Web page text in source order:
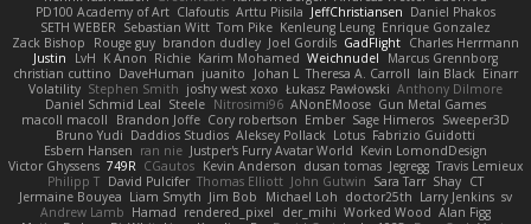
PD100 Academy of Art Clafoutis Arttu Piisila JeffChristiansen Daniel Phakos
SETH WEBER Sebastian Witt Tom Pike Kenleung Leung Enrique Gonzalez
Zack Bishop
Rouge guy brandon dudley Joel Gordils GadFlight Charles Herrmann
Justin
LvH K Anon Richie Karim Mohamed Weichnudel
Marcus Grennborg
christian cuttino DaveHuman juanito Johan L Theresa A. Carroll Iain Black Einarr
Volatility Stephen Smith joshy west xoxo Łukasz Pawłowski Anthony Dilmore
Daniel Schmid Leal Steele Nitrosimi96 ANonEMoose Gun Metal Games
macoll macoll
Brandon Joffe Cory robertson Ember Sage Himeros Sweeper3D
Bruno Yudi Daddios Studios Aleksey Pollack Lotus Fabrizio Guidotti
Esbern Hansen ran nie Justper's Furry Avatar World Kevin LomondDesign
Victor Ghyssens 749R CGautos Kevin Anderson dusan tomas Jegregg Travis Lemieux
Philipp T David Pulcifer Thomas Elliott John Gutwin Sara Tarr Shay CT
Jermaine Bouyea Liam Smyth Jim Bob Michael Loh doctor25th Larry Jenkins sv
Andrew Lamb Hamad rendered_pixel der_mihi Worked Wood Alan Figg